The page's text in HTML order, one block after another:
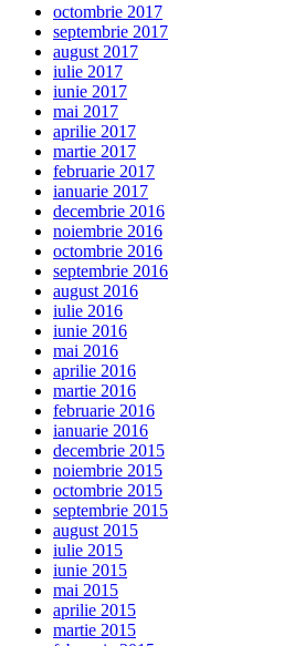
octombrie 2017
septembrie 2017
august 2017
iulie 2017
iunie 2017
mai 2017
aprilie 2017
martie 2017
februarie 2017
ianuarie 2017
decembrie 2016
noiembrie 2016
octombrie 2016
septembrie 2016
august 2016
iulie 2016
iunie 2016
mai 2016
aprilie 2016
martie 2016
februarie 2016
ianuarie 2016
decembrie 2015
noiembrie 2015
octombrie 2015
septembrie 2015
august 2015
iulie 2015
iunie 2015
mai 2015
aprilie 2015
martie 2015